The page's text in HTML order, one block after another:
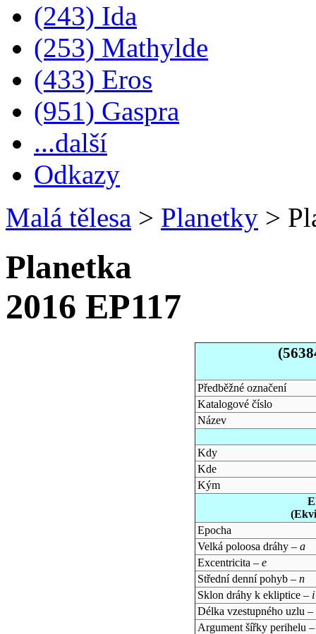
(243) Ida
(253) Mathylde
(433) Eros
(951) Gaspra
...další
Odkazy
Malá tělesa > Planetky >
Planetka
2016 EP117
Předběžné označení
Katalogové číslo
Název
Kdy
Kde
Kým
Epocha
Velká poloosa dráhy – a
Excentricita – e
Střední denní pohyb – n
Sklon dráhy k ekliptice – i
Délka vzestupného uzlu –
Argument šířky perihelu